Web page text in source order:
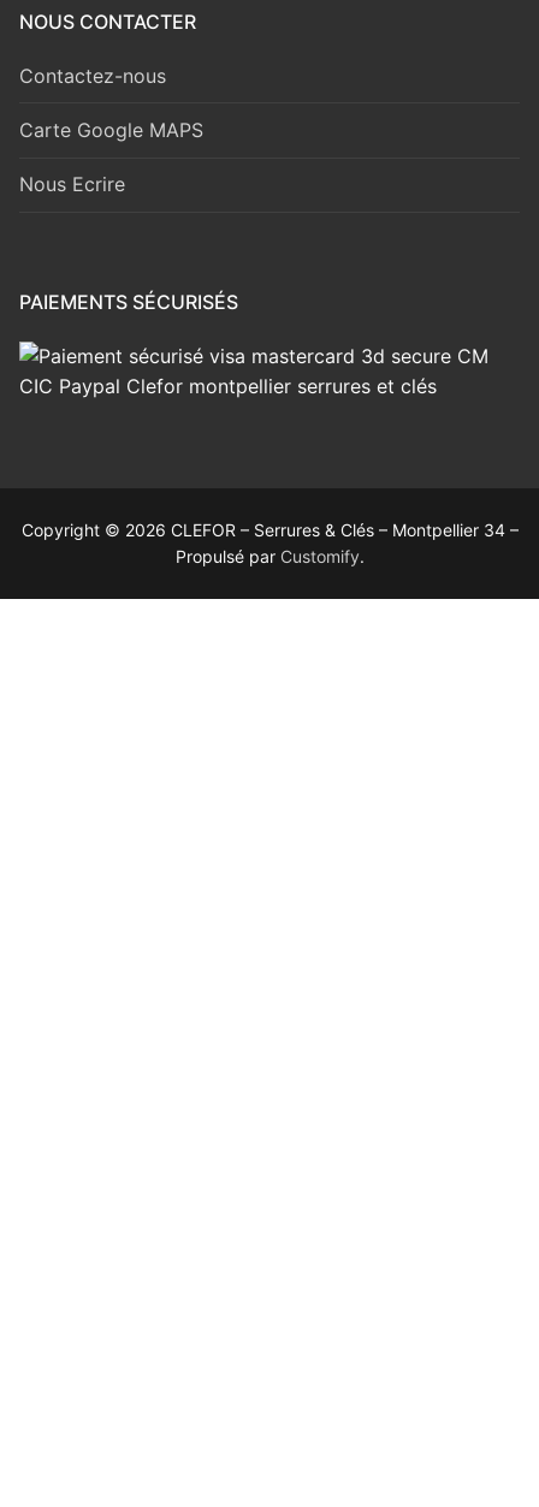
NOUS CONTACTER
Contactez-nous
Carte Google MAPS
Nous Ecrire
PAIEMENTS SÉCURISÉS
Copyright © 2026 CLEFOR – Serrures & Clés – Montpellier 34 –
Propulsé par Customify.